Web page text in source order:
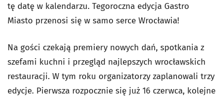
tę datę w kalendarzu. Tegoroczna edycja Gastro
Miasto przenosi się w samo serce Wrocławia!
Na gości czekają premiery nowych dań, spotkania z
szefami kuchni i przegląd najlepszych wrocławskich
restauracji. W tym roku organizatorzy zaplanowali trzy
edycje. Pierwsza rozpocznie się już 16 czerwca, kolejne